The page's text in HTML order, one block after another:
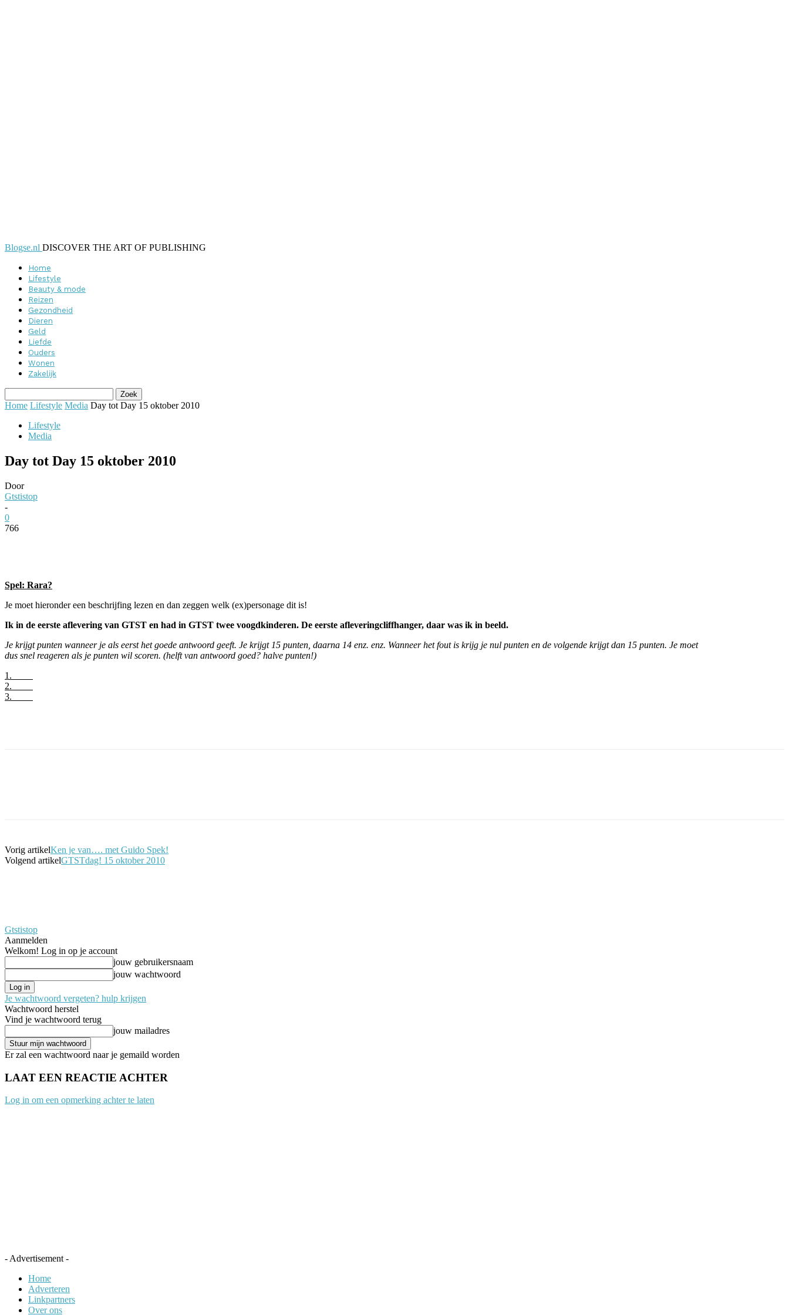
Blogse.nl DISCOVER THE ART OF PUBLISHING
Home
Lifestyle
Beauty & mode
Reizen
Gezondheid
Dieren
Geld
Liefde
Ouders
Wonen
Zakelijk
Home Lifestyle Media Day tot Day 15 oktober 2010
Lifestyle
Media
Day tot Day 15 oktober 2010
Door
Gtstistop
-
0
766
Spel: Rara?
Je moet hieronder een beschrijfing lezen en dan zeggen welk (ex)personage dit is!
Ik in de eerste aflevering van GTST en had in GTST twee voogdkinderen. De eerste afleveringcliffhanger, daar was ik in beeld.
Je krijgt punten wanneer je als eerst het goede antwoord geeft. Je krijgt 15 punten, daarna 14 enz. enz. Wanneer het fout is krijg je nul punten en de volgende krijgt dan 15 punten. Je moet
dus snel reageren als je punten wil scoren. (helft van antwoord goed? halve punten!)
1.
2.
3.
Vorig artikelKen je van…. met Guido Spek!
Volgend artikelGTSTdag! 15 oktober 2010
Gtstistop
Aanmelden
Welkom! Log in op je account
jouw gebruikersnaam
jouw wachtwoord
Je wachtwoord vergeten? hulp krijgen
Wachtwoord herstel
Vind je wachtwoord terug
jouw mailadres
Er zal een wachtwoord naar je gemaild worden
LAAT EEN REACTIE ACHTER
Log in om een opmerking achter te laten
- Advertisement -
Home
Adverteren
Linkpartners
Over ons